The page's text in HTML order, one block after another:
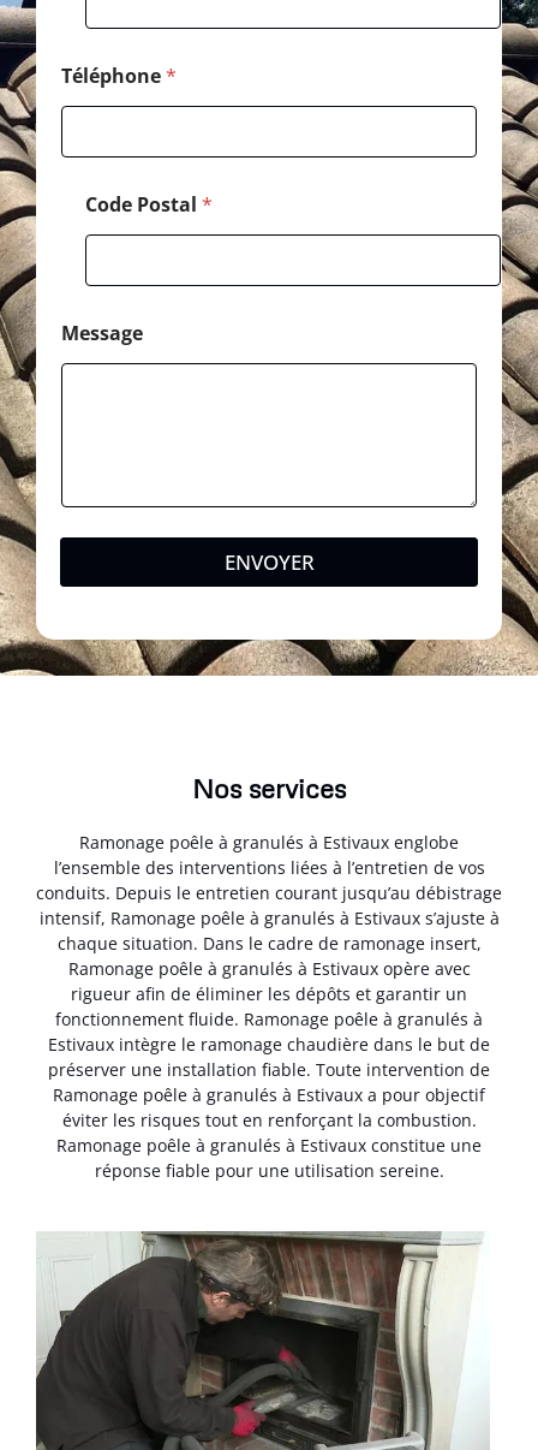
s
e
Téléphone*
Code Postal *
Message
ENVOYER
Nos services
Ramonage poêle à granulés à Estivaux englobe
l’ensemble des interventions liées à l’entretien de vos
conduits. Depuis le entretien courant jusqu’au débistrage
intensif, Ramonage poêle à granulés à Estivaux s’ajuste à
chaque situation. Dans le cadre de ramonage insert,
Ramonage poêle à granulés à Estivaux opère avec
rigueur afin de éliminer les dépôts et garantir un
fonctionnement fluide. Ramonage poêle à granulés à
Estivaux intègre le ramonage chaudière dans le but de
préserver une installation fiable. Toute intervention de
Ramonage poêle à granulés à Estivaux a pour objectif
éviter les risques tout en renforçant la combustion.
Ramonage poêle à granulés à Estivaux constitue une
réponse fiable pour une utilisation sereine.